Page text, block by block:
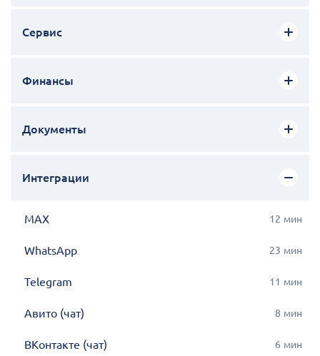
Сервис
Финансы
Документы
Интеграции
MAX 12 мин
WhatsApp 23 мин
Telegram 11 мин
Авито (чат) 8 мин
ВКонтакте (чат) 6 мин